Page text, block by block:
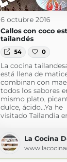
6 octubre 2016
Callos con coco
tailandés
54 0
La cocina
está llena de
combinan con
todos los sabores
mismo plato,
dulce, ácido...Ya he
visitado Tailandia
La Cocina